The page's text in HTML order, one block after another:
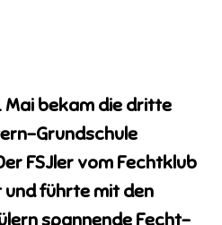
Mai bekam die dritte
Grundschule
FSJler vom Fechtklub
und führte mit den
spannende Fecht-